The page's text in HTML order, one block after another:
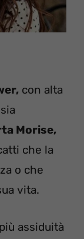
con alta
Morise,
che la
o che
vita.
assiduità